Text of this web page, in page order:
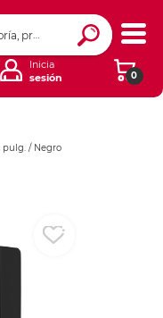
0
Inicia
sesión
pulg. / Negro
Ingresar Codigo